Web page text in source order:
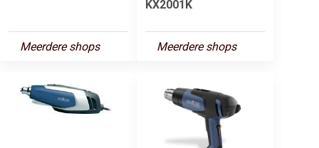
Meerdere shops
KX2001K
Meerdere shops